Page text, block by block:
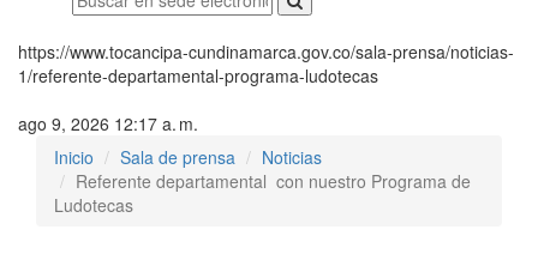
https://www.tocancipa-cundinamarca.gov.co/sala-prensa/noticias-
1/referente-departamental-programa-ludotecas
ago 9, 2026 12:17 a. m.
Inicio
Sala de prensa
Noticias
Referente departamental con nuestro Programa de
Ludotecas